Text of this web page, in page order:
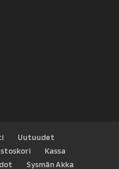
Uutuudet
Kassa
Sysmän Akka